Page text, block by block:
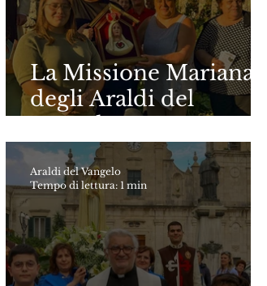
La Missione Mariana
degli Araldi del
Vangelo a Massa
Lubrense
Araldi del Vangelo
Tempo di lettura: 1 min